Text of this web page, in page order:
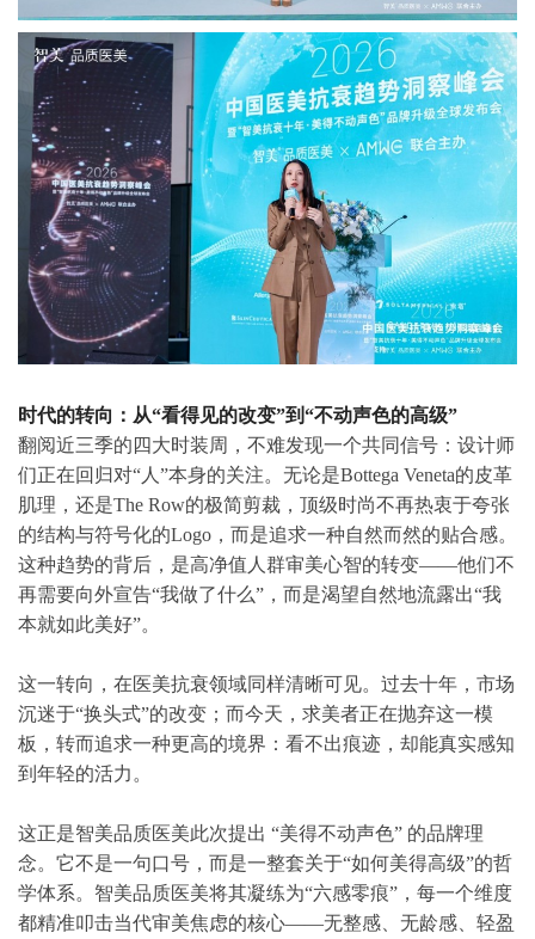
时代的转向：从“看得见的改变”到“不动声色的高级”
翻阅近三季的四大时装周，不难发现一个共同信号：设计师
们正在回归对“人”本身的关注。无论是Bottega Veneta的皮革
肌理，还是The Row的极简剪裁，顶级时尚不再热衷于夸张
的结构与符号化的Logo，而是追求一种自然而然的贴合感。
这种趋势的背后，是高净值人群审美心智的转变——他们不
再需要向外宣告“我做了什么”，而是渴望自然地流露出“我
本就如此美好”。
这一转向，在医美抗衰领域同样清晰可见。过去十年，市场
沉迷于“换头式”的改变；而今天，求美者正在抛弃这一模
板，转而追求一种更高的境界：看不出痕迹，却能真实感知
到年轻的活力。
这正是智美品质医美此次提出 “美得不动声色” 的品牌理
念。它不是一句口号，而是一整套关于“如何美得高级”的哲
学体系。智美品质医美将其凝练为“六感零痕”，每一个维度
都精准叩击当代审美焦虑的核心——无整感、无龄感、轻盈